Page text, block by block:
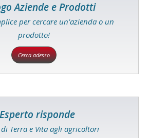
Aziende e Prodotti
per cercare un'azienda o un
prodotto!
Cerca adesso
risponde
Terra e Vita agli agricoltori